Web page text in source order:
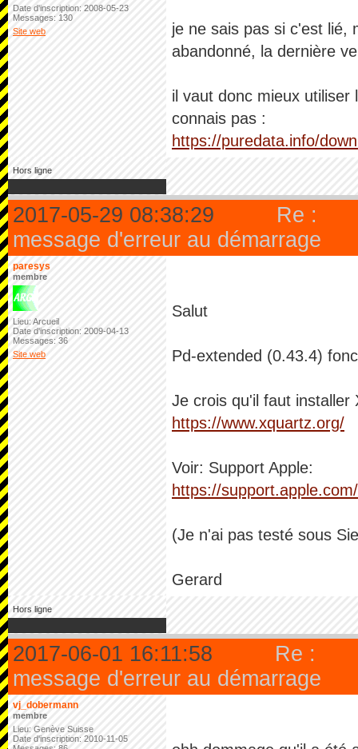
Date d'inscription: 2008-05-23
Messages: 130
Site web
je ne sais pas si c'est lié,
abandonné, la dernière
il vaut donc mieux
connais pas :
https://puredata.info/
Hors ligne
2017-05-29 08:38:29
Re :
message d'erreur au démarrage
paresys
membre
Lieu: Arcueil
Date d'inscription: 2009-04-13
Messages: 36
Site web
Salut
Pd-extended (0.43.4)
Je crois qu'il faut installer
https://www.xquartz.org/
Voir: Support Apple:
https://
(Je n'ai pas testé sous
Gerard
Hors ligne
2017-06-01 16:11:58
Re :
message d'erreur au démarrage
vj_dobermann
membre
Lieu: Genève Suisse
Date d'inscription: 2010-11-05